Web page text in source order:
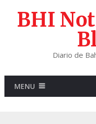
BHI
Diario de
MENU